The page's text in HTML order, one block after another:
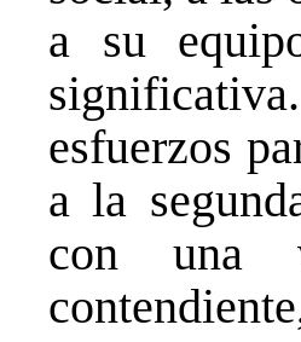
a su
esfuerzos
a la
con una